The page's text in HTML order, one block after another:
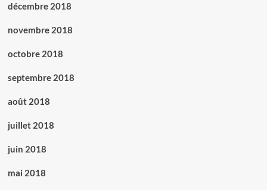
décembre 2018
novembre 2018
octobre 2018
septembre 2018
août 2018
juillet 2018
juin 2018
mai 2018